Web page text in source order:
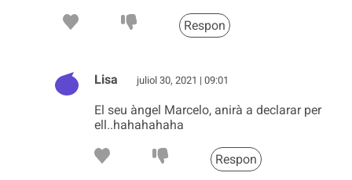
Respon
Lisa juliol 30, 2021 | 09:01
El seu àngel Marcelo, anirà a declarar per
ell..hahahahaha
Respon